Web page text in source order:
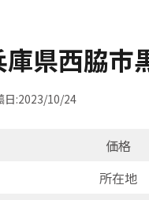
庫県西脇
日:2023/10/24
価格
所在地